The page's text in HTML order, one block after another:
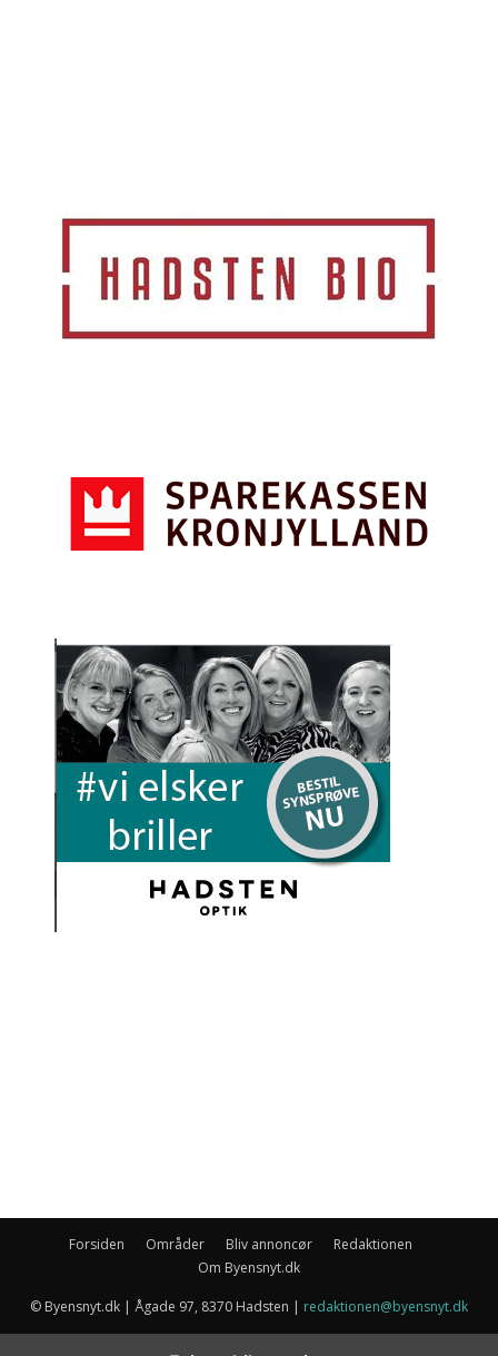
Forsiden Områder Bliv annoncør
Redaktionen
Om Byensnyt.dk
© Byensnyt.dk | Ågade 97, 8370 Hadsten | redaktionen@byensnyt.dk